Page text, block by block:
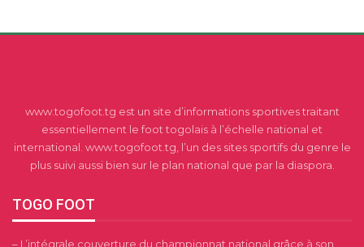
www.togofoot.tg est un site d’informations sportives traitant
essentiellement le foot togolais à l’échelle national et
international. www.togofoot.tg, l’un des sites sportifs du genre le
plus suivi aussi bien sur le plan national que par la diaspora.
TOGO FOOT
– L’intégrale couverture du championnat national grâce à son